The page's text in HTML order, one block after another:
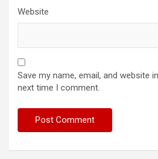
Website
Save my name, email, and website
next time I comment.